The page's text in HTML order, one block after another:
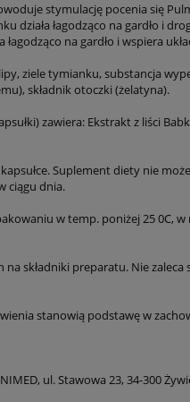
stymulację pocenia się
działa łagodząco na gardło i
na gardło i wspiera
ziele tymianku, substancja
składnik otoczki (żelatyna).
zawiera: Ekstrakt z liści
Suplement diety nie
ciągu dnia.
w temp. poniżej 25 0C,
składniki preparatu. Nie
stanowią podstawę w
ul. Stawowa 23, 34-300